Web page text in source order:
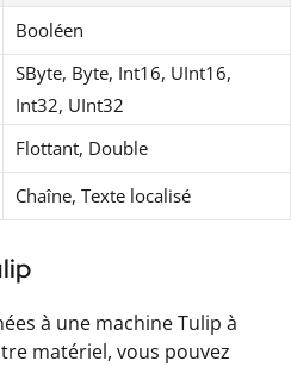
Booléen
SByte, Byte, Int16, UInt16,
Int32, UInt32
Flottant, Double
Chaîne, Texte localisé
à une machine Tulip à
matériel, vous pouvez